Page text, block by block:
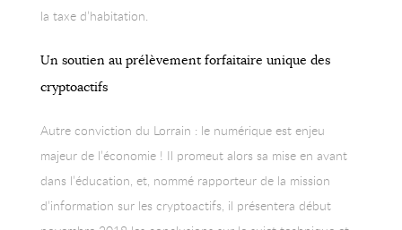
la taxe d’habitation.
Un soutien au prélèvement forfaitaire unique des
cryptoactifs
Autre conviction du Lorrain : le numérique est enjeu
majeur de l’économie ! Il promeut alors sa mise en avant
dans l’éducation, et, nommé rapporteur de la mission
d’information sur les cryptoactifs, il présentera début